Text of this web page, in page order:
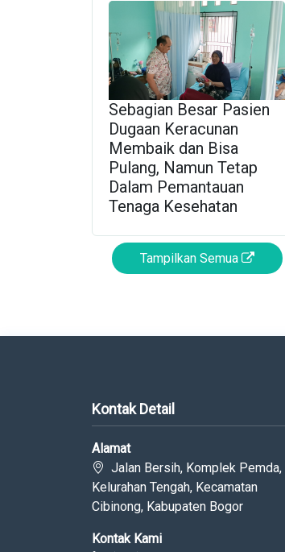
Sebagian Besar Pasien
Dugaan Keracunan
Membaik dan Bisa
Pulang, Namun Tetap
Dalam Pemantauan
Tenaga Kesehatan
Tampilkan Semua
Kontak Detail
Alamat
Jalan Bersih, Komplek Pemda,
Kelurahan Tengah, Kecamatan
Cibinong, Kabupaten Bogor
Kontak Kami